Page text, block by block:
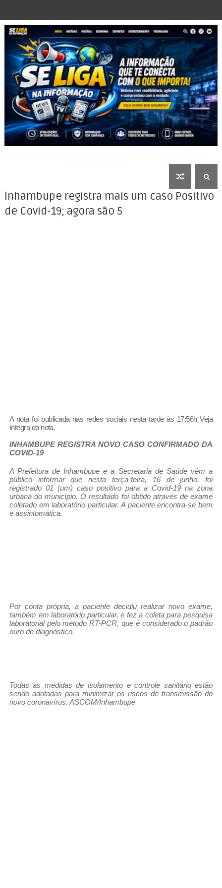
Inhambupe registra mais um caso Positivo
de Covid-19; agora são 5
A nota foi publicada nas redes sociais nesta tarde às 17:56h Veja
íntegra da nota.
INHAMBUPE REGISTRA NOVO CASO CONFIRMADO DA
COVID-19
A Prefeitura de Inhambupe e a Secretaria de Saúde vêm a
público informar que nesta terça-feira, 16 de junho, foi
registrado 01 (um) caso positivo para a Covid-19 na zona
urbana do município. O resultado foi obtido através de exame
coletado em laboratório particular. A paciente encontra-se bem
e assintomática.
Por conta própria, a paciente decidiu realizar novo exame,
também em laboratório particular, e fez a coleta para pesquisa
laboratorial pelo método RT-PCR, que é considerado o padrão
ouro de diagnóstico.
Todas as medidas de isolamento e controle sanitário estão
sendo adotadas para minimizar os riscos de transmissão do
novo coronavírus. ASCOM/Inhambupe